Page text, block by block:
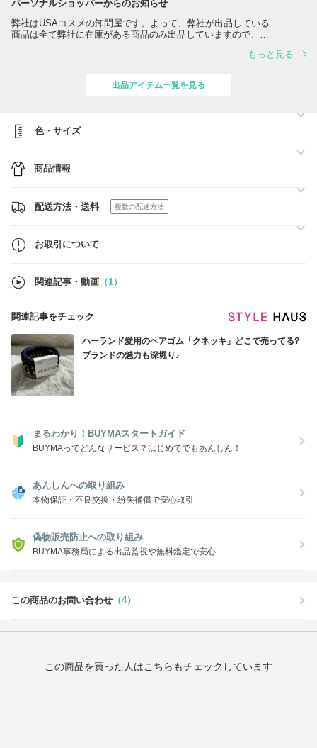
パーソナルショッパーからのお知らせ
弊社はUSAコスメの卸問屋です。よって、弊社が出品している
商品は全て弊社に在庫がある商品のみ出品していますので、
出品商品以外にもご興味がある商品がございましたらお気軽にもっと見る
出品アイテム一覧を見る
色・サイズ
商品情報
配送方法・送料 複数の配送方法
お取引について
関連記事・動画 （1）
関連記事をチェック
ハーランド愛用のヘアゴム「クネッキ」どこで売ってる?
ブランドの魅力も深堀り♪
まるわかり！BUYMAスタートガイド
BUYMAってどんなサービス？はじめてでもあんしん！
あんしんへの取り組み
本物保証・不良交換・紛失補償で安心取引
偽物販売防止への取り組み
BUYMA事務局による出品監視や無料鑑定で安心
この商品のお問い合わせ （4）
この商品を買った人はこちらもチェックしています